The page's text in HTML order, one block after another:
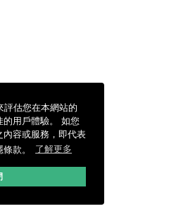
評估您在本網站的
的用戶體驗。 如您
容或服務，即代表
款。
了解更多